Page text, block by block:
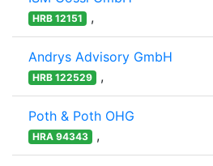
HRB 12151 ,
Andrys Advisory GmbH
HRB 122529 ,
Poth & Poth OHG
HRA 94343 ,